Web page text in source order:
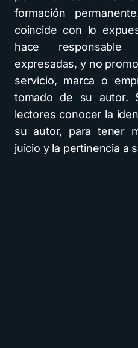
formación
coincide con lo
hace
expresadas, y no
servicio, marca o
tomado de su autor.
lectores conocer la
su autor, para tener
juicio y la pertinencia a